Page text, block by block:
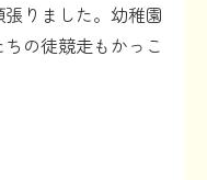
りました。幼稚園
の徒競走もかっこ